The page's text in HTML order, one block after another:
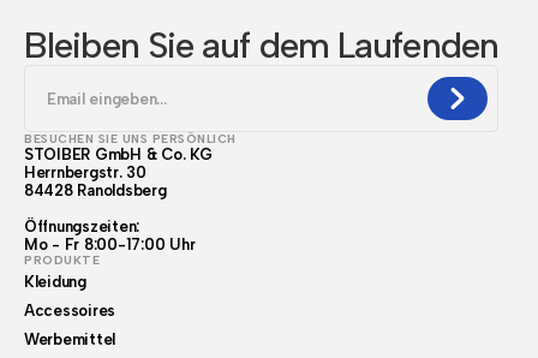
Bleiben Sie auf dem Laufenden
BESUCHEN SIE UNS PERSÖNLICH
STOIBER GmbH & Co. KG
Herrnbergstr. 30
84428 Ranoldsberg
Öffnungszeiten:
Mo - Fr 8:00-17:00 Uhr
PRODUKTE
Kleidung
Accessoires
Werbemittel